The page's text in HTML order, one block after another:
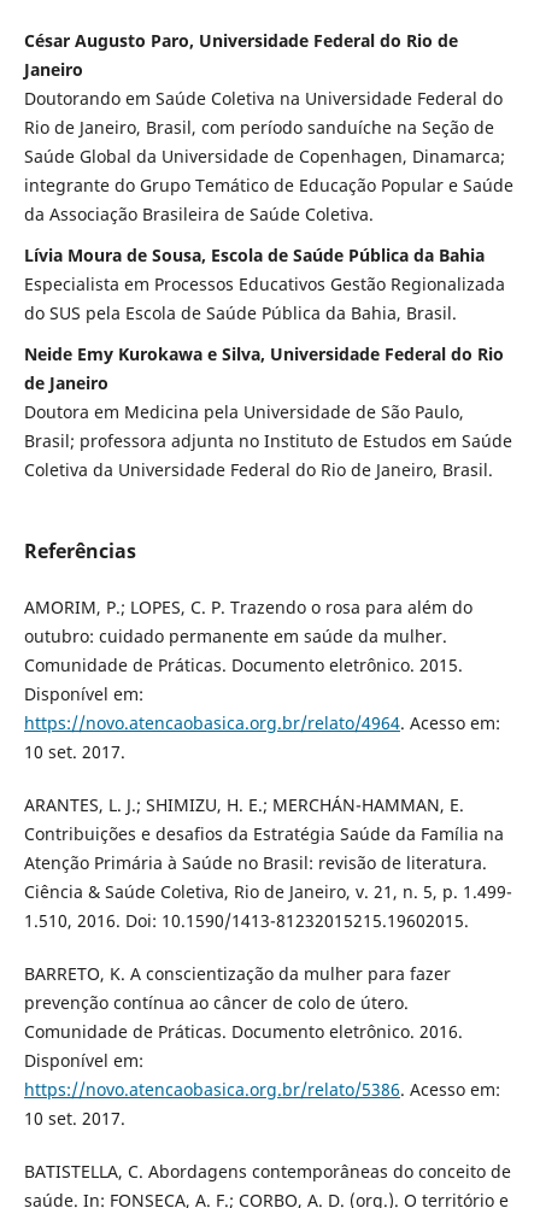
César Augusto Paro, Universidade Federal do Rio de
Janeiro
Doutorando em Saúde Coletiva na Universidade Federal do
Rio de Janeiro, Brasil, com período sanduíche na Seção de
Saúde Global da Universidade de Copenhagen, Dinamarca;
integrante do Grupo Temático de Educação Popular e Saúde
da Associação Brasileira de Saúde Coletiva.
Lívia Moura de Sousa, Escola de Saúde Pública da Bahia
Especialista em Processos Educativos Gestão Regionalizada
do SUS pela Escola de Saúde Pública da Bahia, Brasil.
Neide Emy Kurokawa e Silva, Universidade Federal do Rio
de Janeiro
Doutora em Medicina pela Universidade de São Paulo,
Brasil; professora adjunta no Instituto de Estudos em Saúde
Coletiva da Universidade Federal do Rio de Janeiro, Brasil.
Referências
AMORIM, P.; LOPES, C. P. Trazendo o rosa para além do
outubro: cuidado permanente em saúde da mulher.
Comunidade de Práticas. Documento eletrônico. 2015.
Disponível em:
https://novo.atencaobasica.org.br/relato/4964. Acesso em:
10 set. 2017.
ARANTES, L. J.; SHIMIZU, H. E.; MERCHÁN-HAMMAN, E.
Contribuições e desafios da Estratégia Saúde da Família na
Atenção Primária à Saúde no Brasil: revisão de literatura.
Ciência & Saúde Coletiva, Rio de Janeiro, v. 21, n. 5, p. 1.499-
1.510, 2016. Doi: 10.1590/1413-81232015215.19602015.
BARRETO, K. A conscientização da mulher para fazer
prevenção contínua ao câncer de colo de útero.
Comunidade de Práticas. Documento eletrônico. 2016.
Disponível em:
https://novo.atencaobasica.org.br/relato/5386. Acesso em:
10 set. 2017.
BATISTELLA, C. Abordagens contemporâneas do conceito de
saúde. In: FONSECA, A. F.; CORBO, A. D. (org.). O território e